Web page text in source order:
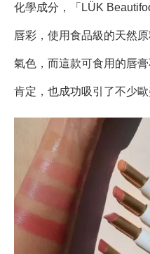
化學成分，「LÜK
唇彩，使用食品級的天然
氣色，而這款可食用的唇
肯定，也成功吸引了不少歐